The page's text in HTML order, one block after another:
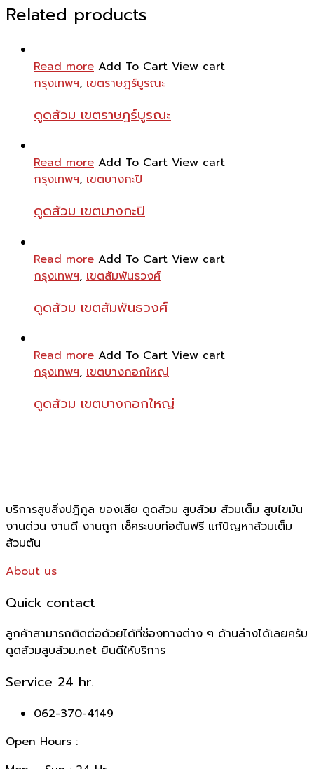
Related products
Read more Add To Cart View cart
กรุงเทพฯ, เขตราษฎร์บูรณะ
ดูดส้วม เขตราษฎร์บูรณะ
Read more Add To Cart View cart
กรุงเทพฯ, เขตบางกะปิ
ดูดส้วม เขตบางกะปิ
Read more Add To Cart View cart
กรุงเทพฯ, เขตสัมพันธวงศ์
ดูดส้วม เขตสัมพันธวงศ์
Read more Add To Cart View cart
กรุงเทพฯ, เขตบางกอกใหญ่
ดูดส้วม เขตบางกอกใหญ่
บริการสูบสิ่งปฎิกูล ของเสีย ดูดส้วม สูบส้วม ส้วมเต็ม สูบไขมัน
งานด่วน งานดี งานถูก เช็คระบบท่อตันฟรี แก้ปัญหาส้วมเต็ม
ส้วมตัน
About us
Quick contact
ลูกค้าสามารถติดต่อด้วยได้ที่ช่องทางต่าง ๆ ด้านล่างได้เลยครับ
ดูดส้วมสูบส้วม.net ยินดีให้บริการ
Service 24 hr.
062-370-4149
Open Hours :